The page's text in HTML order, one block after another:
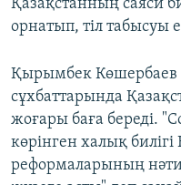
Қазақстанның саяси
орнатып, тіл табысуы
Қырымбек Көшербаев
сұхбаттарында
жоғары баға береді.
көрінген халық
реформаларының